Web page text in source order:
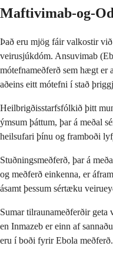
Maftivimab-og-
Það eru mjög fáir valkostir
veirusjúkdóm. Ansuvimab
mótefnameðferð sem hægt er
aðeins eitt mótefni í stað
Heilbrigðisstarfsfólkið þitt
ýmsum þáttum, þar á meðal
heilsufari þínu og framboði
Stuðningsmeðferð, þar á
og meðferð einkenna, er
ásamt þessum sértæku
Sumar tilraunameðferðir geta
en Inmazeb er einn af
eru í boði fyrir Ebola meðferð.